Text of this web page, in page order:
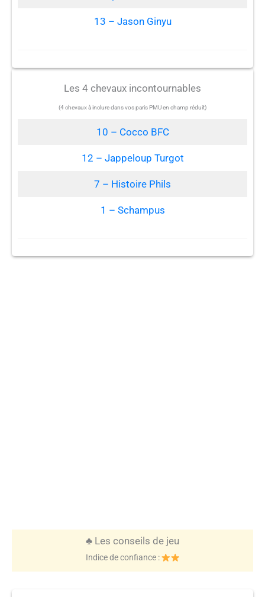
13 – Jason Ginyu
Les 4 chevaux incontournables
(4 chevaux à inclure dans vos paris PMU en champ réduit)
10 – Cocco BFC
12 – Jappeloup Turgot
7 – Histoire Phils
1 – Schampus
♣️ Les conseils de jeu
Indice de confiance :